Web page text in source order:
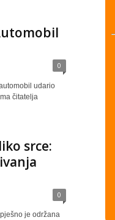
0
udario
čitatelja
srce:
0
je održana